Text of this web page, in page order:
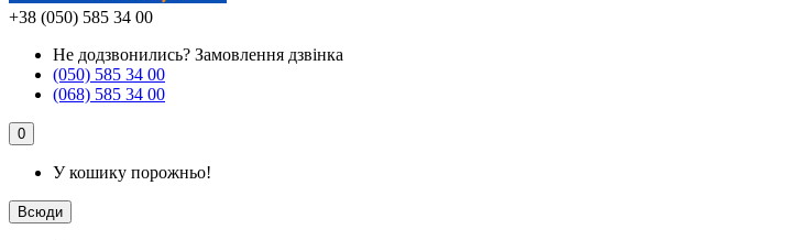
+38 (050) 585 34 00
Не додзвонились? Замовлення дзвінка
(050) 585 34 00
(068) 585 34 00
0
У кошику порожньо!
Всюди